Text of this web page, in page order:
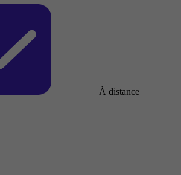
À distance